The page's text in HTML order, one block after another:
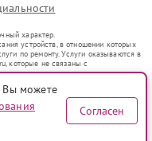
характер.
устройств, в отношении которых
по ремонту. Услуги оказываются в
которые не связаны с
представителями.
оборот в соответствии
услуг или введения
о предоставляемых услугах по
офертой, определяемой
Вы можете
Согласен